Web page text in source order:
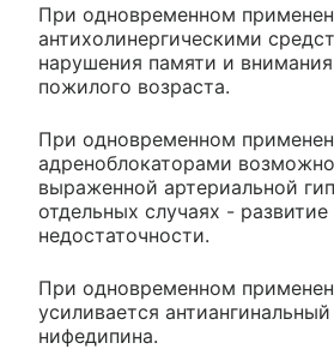
При одновременном
антихолинергическими
нарушения памяти и
пожилого возраста.
При одновременном
адреноблокаторами
выраженной артериальной
отдельных случаях -
недостаточности.
При одновременном
усиливается
нифедипина.